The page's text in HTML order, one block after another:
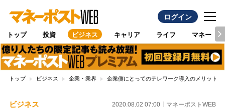
ログイン
トップ 投資 ビジネス キャリア ライフ マネー
トップ ビジネス 企業・業界 企業側にとってのテレワーク導入のメリット
ビジネス 2020.08.02 07:00 マネーポストWEB